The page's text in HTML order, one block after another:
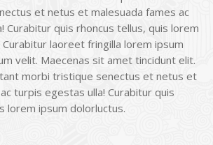
et netus et malesuada fames ac
Curabitur quis rhoncus tellus, quis lorem
laoreet fringilla lorem ipsum
velit. Maecenas sit amet tincidunt elit.
morbi tristique senectus et netus et
turpis egestas ulla! Curabitur quis
lorem ipsum dolorluctus.